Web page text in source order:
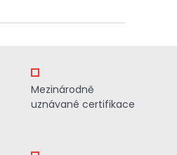
Mezinárodně
uznávané certifikace